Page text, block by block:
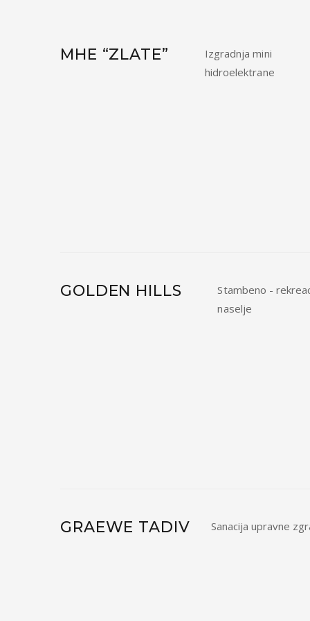
MHE “ZLATE”
Izgradnja mini
hidroelektrane
GOLDEN HILLS
Stambeno -
naselje
GRAEWE TADIV Sanacija upravne